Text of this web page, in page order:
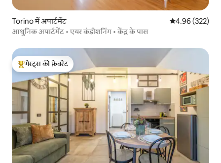
Torino में अपार्टमेंट औसत रेटिंग 5 में से
4.96 (322)
आधुनिक अपार्टमेंट • एयर कंडीशनिंग • केंद्र के पास
गेस्ट्स का टॉप फ़ेवरेट
गेस्ट्स की फ़ेवरेट